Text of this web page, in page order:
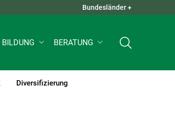
QUICK LINKS +
Bundesländer +
BILDUNG BERATUNG
Diversifizierung